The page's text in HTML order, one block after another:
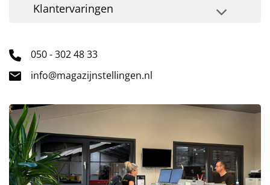
Klantervaringen
050 - 302 48 33
info@magazijnstellingen.nl